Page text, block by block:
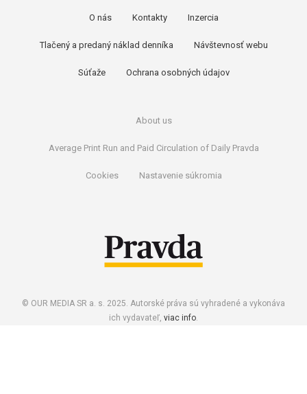
O nás Kontakty Inzercia
Tlačený a predaný náklad denníka Návštevnosť webu
Súťaže Ochrana osobných údajov
About us
Average Print Run and Paid Circulation of Daily Pravda
Cookies Nastavenie súkromia
© OUR MEDIA SR a. s. 2025. Autorské práva sú vyhradené a vykonáva
ich vydavateľ, viac info.